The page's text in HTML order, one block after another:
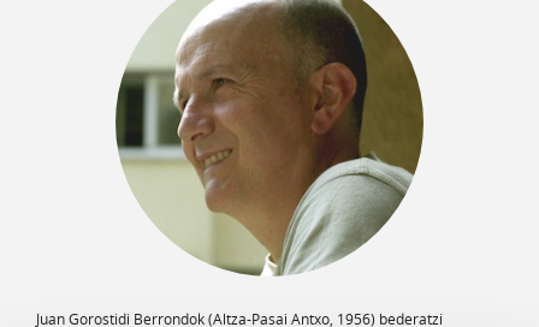
Juan Gorostidi Berrondok (Altza-Pasai Antxo, 1956) bederatzi